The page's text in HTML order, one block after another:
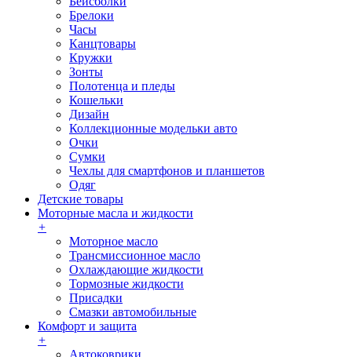
Брелоки
Часы
Канцтовары
Кружки
Зонты
Полотенца и пледы
Кошельки
Дизайн
Коллекционные модельки авто
Очки
Сумки
Чехлы для смартфонов и планшетов
Одяг
Детские товары
Моторные масла и жидкости
+
Моторное масло
Трансмиссионное масло
Охлаждающие жидкости
Тормозные жидкости
Присадки
Смазки автомобильные
Комфорт и защита
+
Автоковрики